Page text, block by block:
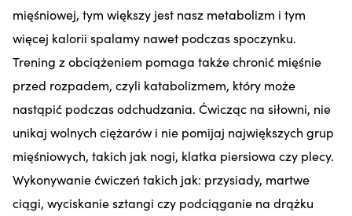
mięśniowej, tym większy jest nasz metabolizm i tym
więcej kalorii spalamy nawet podczas spoczynku.
Trening z obciążeniem pomaga także chronić mięśnie
przed rozpadem, czyli katabolizmem, który może
nastąpić podczas odchudzania. Ćwicząc na siłowni, nie
unikaj wolnych ciężarów i nie pomijaj największych grup
mięśniowych, takich jak nogi, klatka piersiowa czy plecy.
Wykonywanie ćwiczeń takich jak: przysiady, martwe
ciągi, wyciskanie sztangi czy podciąganie na drążku